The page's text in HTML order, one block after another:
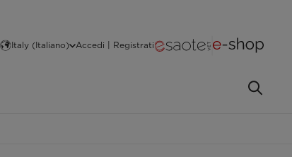
Italy (Italiano) Accedi | Registrati